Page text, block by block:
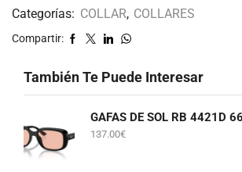
Categorías: COLLAR, COLLARES
Compartir:
También Te Puede Interesar
137.00€